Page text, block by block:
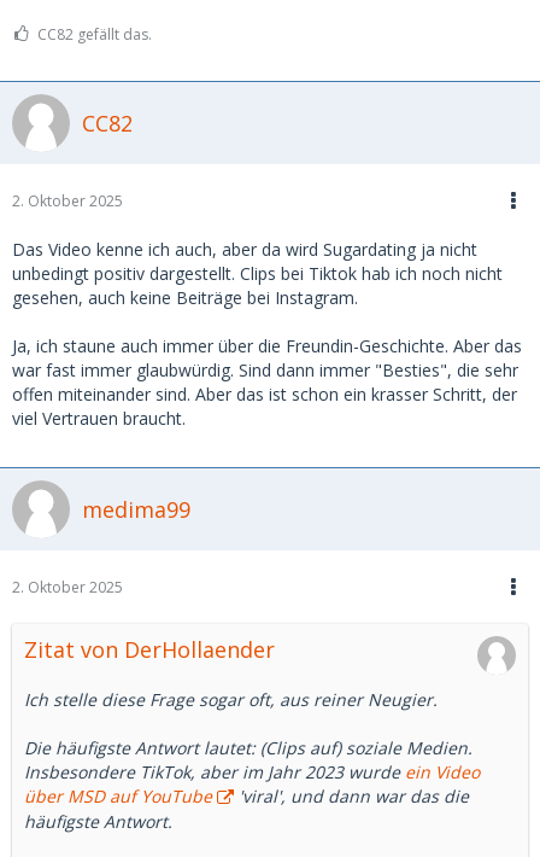
CC82 gefällt das.
CC82
2. Oktober 2025
Das Video kenne ich auch, aber da wird Sugardating ja nicht
unbedingt positiv dargestellt. Clips bei Tiktok hab ich noch nicht
gesehen, auch keine Beiträge bei Instagram.
Ja, ich staune auch immer über die Freundin-Geschichte. Aber das
war fast immer glaubwürdig. Sind dann immer "Besties", die sehr
offen miteinander sind. Aber das ist schon ein krasser Schritt, der
viel Vertrauen braucht.
medima99
2. Oktober 2025
Zitat von DerHollaender
Ich stelle diese Frage sogar oft, aus reiner Neugier.
Die häufigste Antwort lautet: (Clips auf) soziale Medien.
Insbesondere TikTok, aber im Jahr 2023 wurde ein Video
über MSD auf YouTube
'viral', und dann war das die
häufigste Antwort.